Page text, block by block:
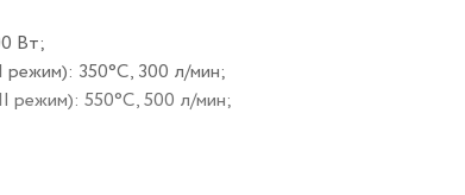
Вт;
350°С, 300 л/мин;
режим): 550°С, 500 л/мин;